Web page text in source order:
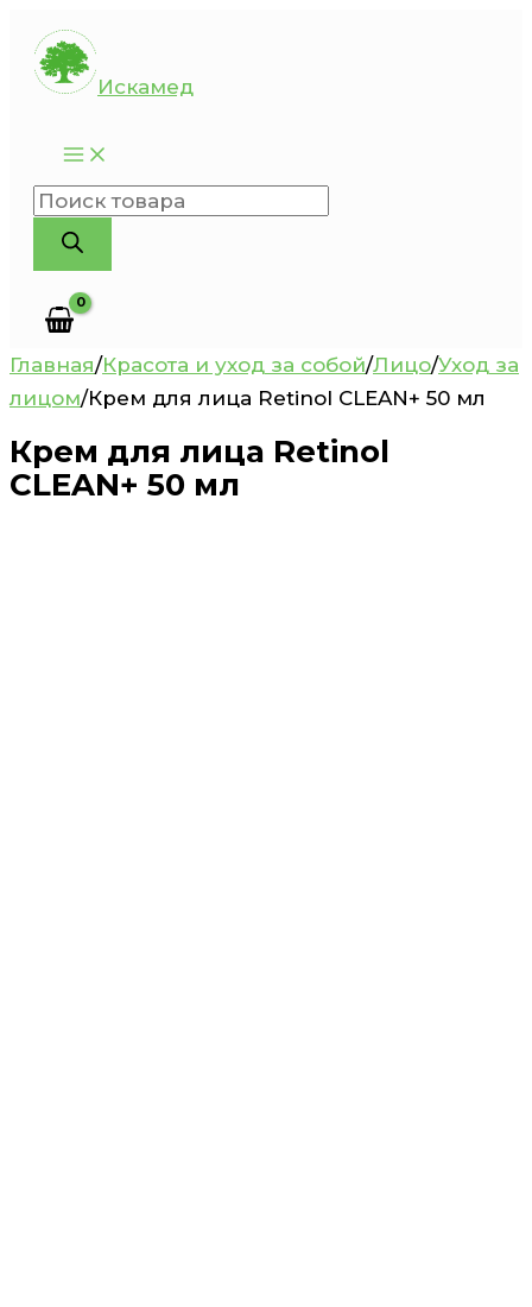
Перейти
содержимому
Искамед
Поиск
товаров
Главная/Красота и уход за собой/Лицо/Уход за
лицом/Крем для лица Retinol CLEAN+ 50 мл
Крем для лица Retinol
CLEAN+ 50 мл